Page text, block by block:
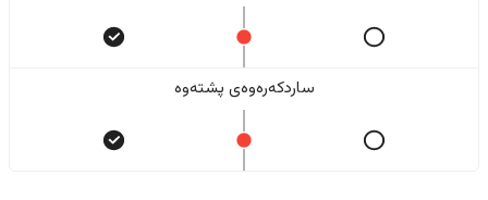
ساردکەرەوەی پشتەوە